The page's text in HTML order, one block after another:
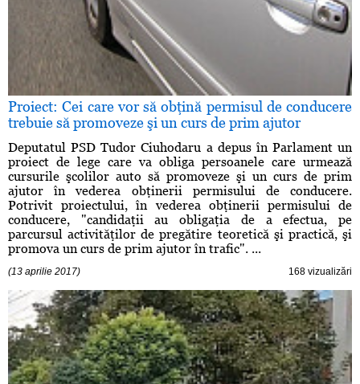
Proiect: Cei care vor să obţină permisul de conducere
trebuie să promoveze şi un curs de prim ajutor
Deputatul PSD Tudor Ciuhodaru a depus în Parlament un
proiect de lege care va obliga persoanele care urmează
cursurile şcolilor auto să promoveze şi un curs de prim
ajutor în vederea obţinerii permisului de conducere.
Potrivit proiectului, în vederea obţinerii permisului de
conducere, "candidaţii au obligaţia de a efectua, pe
parcursul activităţilor de pregătire teoretică şi practică, şi
promova un curs de prim ajutor în trafic". ...
(13 aprilie 2017) 168 vizualizări